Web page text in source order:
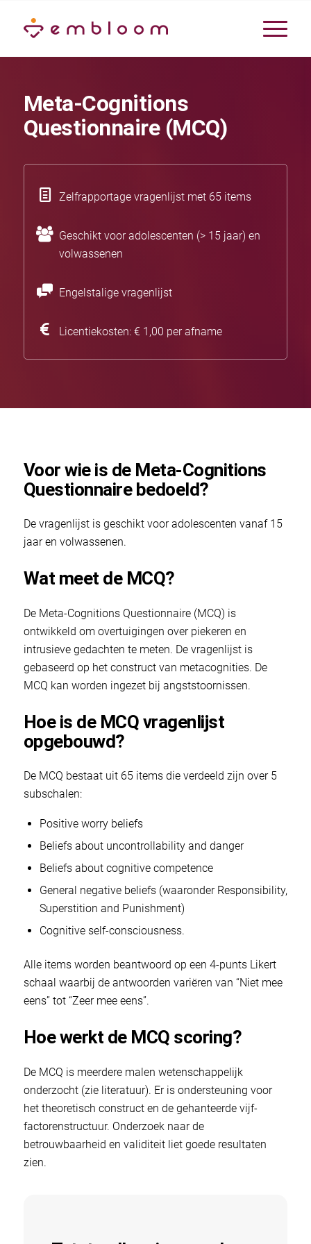
Meta-Cognitions
Questionnaire (MCQ)
Zelfrapportage vragenlijst met 65 items
Geschikt voor adolescenten (> 15 jaar) en
volwassenen
Engelstalige vragenlijst
Licentiekosten: € 1,00 per afname
Voor wie is de Meta-Cognitions
Questionnaire bedoeld?
De vragenlijst is geschikt voor adolescenten vanaf 15
jaar en volwassenen.
Wat meet de MCQ?
De Meta-Cognitions Questionnaire (MCQ) is
ontwikkeld om overtuigingen over piekeren en
intrusieve gedachten te meten. De vragenlijst is
gebaseerd op het construct van metacognities. De
MCQ kan worden ingezet bij angststoornissen.
Hoe is de MCQ vragenlijst
opgebouwd?
De MCQ bestaat uit 65 items die verdeeld zijn over 5
subschalen:
Positive worry beliefs
Beliefs about uncontrollability and danger
Beliefs about cognitive competence
General negative beliefs (waaronder Responsibility,
Superstition and Punishment)
Cognitive self-consciousness.
Alle items worden beantwoord op een 4-punts Likert
schaal waarbij de antwoorden variëren van “Niet mee
eens” tot “Zeer mee eens”.
Hoe werkt de MCQ scoring?
De MCQ is meerdere malen wetenschappelijk
onderzocht (zie literatuur). Er is ondersteuning voor
het theoretisch construct en de gehanteerde vijf-
factorenstructuur. Onderzoek naar de
betrouwbaarheid en validiteit liet goede resultaten
zien.